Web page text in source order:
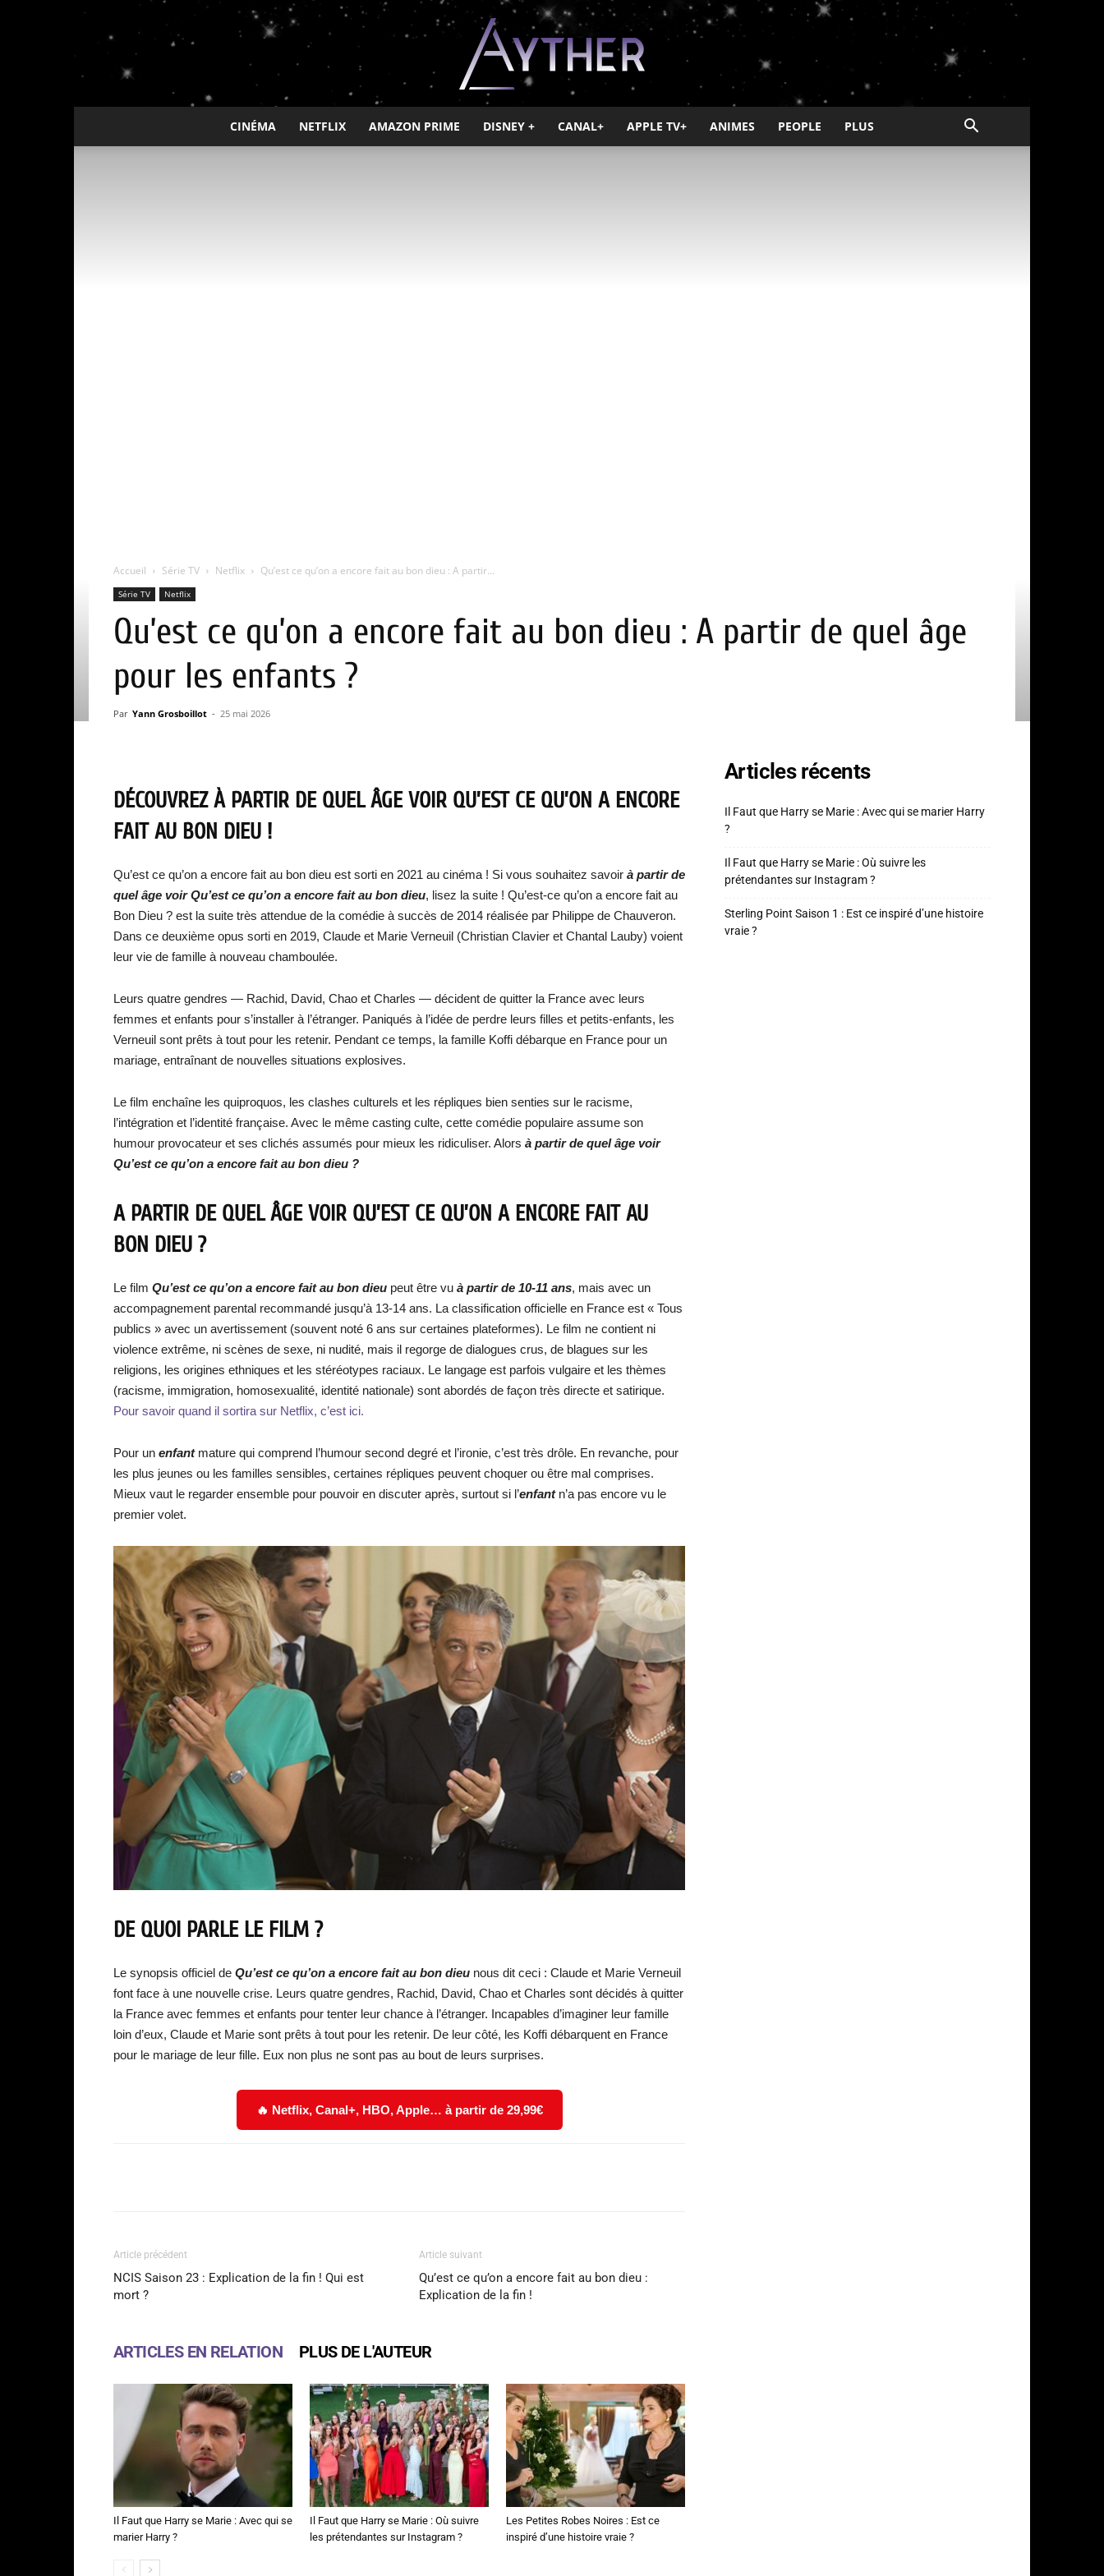
Ayther
CINÉMA NETFLIX AMAZON PRIME DISNEY + CANAL+ APPLE TV+ ANIMES PEOPLE PLUS
Accueil Série TV Netflix Qu’est ce qu’on a encore fait au bon dieu : A partir...
Série TV Netflix
Qu’est ce qu’on a encore fait au bon dieu : A partir de quel âge
pour les enfants ?
Par Yann Grosboillot - 25 mai 2026
DÉCOUVREZ À PARTIR DE QUEL ÂGE VOIR QU’EST CE QU’ON A ENCORE
FAIT AU BON DIEU !
Qu’est ce qu’on a encore fait au bon dieu est sorti en 2021 au cinéma ! Si vous souhaitez savoir à partir de
quel âge voir Qu’est ce qu’on a encore fait au bon dieu, lisez la suite ! Qu’est-ce qu’on a encore fait au
Bon Dieu ? est la suite très attendue de la comédie à succès de 2014 réalisée par Philippe de Chauveron.
Dans ce deuxième opus sorti en 2019, Claude et Marie Verneuil (Christian Clavier et Chantal Lauby) voient
leur vie de famille à nouveau chamboulée.
Leurs quatre gendres — Rachid, David, Chao et Charles — décident de quitter la France avec leurs
femmes et enfants pour s’installer à l’étranger. Paniqués à l’idée de perdre leurs filles et petits-enfants, les
Verneuil sont prêts à tout pour les retenir. Pendant ce temps, la famille Koffi débarque en France pour un
mariage, entraînant de nouvelles situations explosives.
Le film enchaîne les quiproquos, les clashes culturels et les répliques bien senties sur le racisme,
l’intégration et l’identité française. Avec le même casting culte, cette comédie populaire assume son
humour provocateur et ses clichés assumés pour mieux les ridiculiser. Alors à partir de quel âge voir
Qu’est ce qu’on a encore fait au bon dieu ?
A PARTIR DE QUEL ÂGE VOIR QU’EST CE QU’ON A ENCORE FAIT AU
BON DIEU ?
Le film Qu’est ce qu’on a encore fait au bon dieu peut être vu à partir de 10-11 ans, mais avec un
accompagnement parental recommandé jusqu’à 13-14 ans. La classification officielle en France est « Tous
publics » avec un avertissement (souvent noté 6 ans sur certaines plateformes). Le film ne contient ni
violence extrême, ni scènes de sexe, ni nudité, mais il regorge de dialogues crus, de blagues sur les
religions, les origines ethniques et les stéréotypes raciaux. Le langage est parfois vulgaire et les thèmes
(racisme, immigration, homosexualité, identité nationale) sont abordés de façon très directe et satirique.
Pour savoir quand il sortira sur Netflix, c’est ici.
Pour un enfant mature qui comprend l’humour second degré et l’ironie, c’est très drôle. En revanche, pour
les plus jeunes ou les familles sensibles, certaines répliques peuvent choquer ou être mal comprises.
Mieux vaut le regarder ensemble pour pouvoir en discuter après, surtout si l’enfant n’a pas encore vu le
premier volet.
DE QUOI PARLE LE FILM ?
Le synopsis officiel de Qu’est ce qu’on a encore fait au bon dieu nous dit ceci : Claude et Marie Verneuil
font face à une nouvelle crise. Leurs quatre gendres, Rachid, David, Chao et Charles sont décidés à quitter
la France avec femmes et enfants pour tenter leur chance à l’étranger. Incapables d’imaginer leur famille
loin d’eux, Claude et Marie sont prêts à tout pour les retenir. De leur côté, les Koffi débarquent en France
pour le mariage de leur fille. Eux non plus ne sont pas au bout de leurs surprises.
🔥 Netflix, Canal+, HBO, Apple… à partir de 29,99€
Article précédent
NCIS Saison 23 : Explication de la fin ! Qui est
mort ?
Article suivant
Qu’est ce qu’on a encore fait au bon dieu :
Explication de la fin !
ARTICLES EN RELATION PLUS DE L'AUTEUR
Il Faut que Harry se Marie : Avec qui se
marier Harry ?
Il Faut que Harry se Marie : Où suivre
les prétendantes sur Instagram ?
Les Petites Robes Noires : Est ce
inspiré d’une histoire vraie ?
Articles récents
Il Faut que Harry se Marie : Avec qui se marier Harry
?
Il Faut que Harry se Marie : Où suivre les
prétendantes sur Instagram ?
Sterling Point Saison 1 : Est ce inspiré d’une histoire
vraie ?